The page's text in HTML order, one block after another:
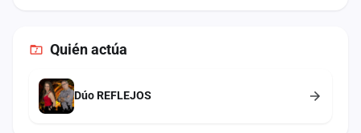
Quién actúa
Dúo REFLEJOS